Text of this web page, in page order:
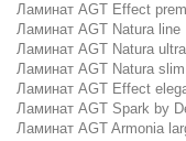
Ламинат AGT Effect
Ламинат AGT Natura line
Ламинат AGT Natura
Ламинат AGT Natura slim
Ламинат AGT Effect
Ламинат AGT Spark by
Ламинат AGT Armonia